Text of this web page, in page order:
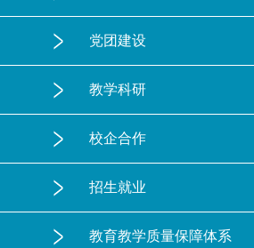
党团建设
教学科研
校企合作
招生就业
教育教学质量保障体系